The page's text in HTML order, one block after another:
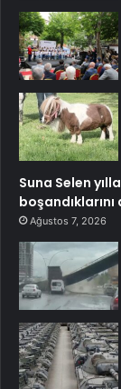
Suna Selen
Ağustos 7, 2026